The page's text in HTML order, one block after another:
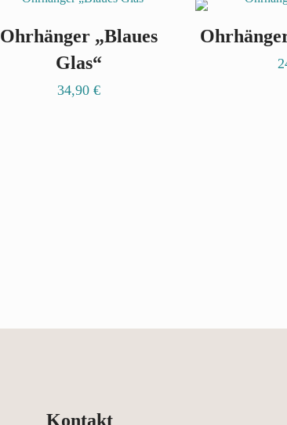
Ohrhänger „Blaues
Glas“
34,90€
Kontakt